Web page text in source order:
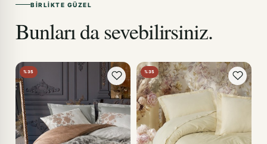
BIRLIKTE GÜZEL
Bunları da sevebilirsiniz.
%35 %35